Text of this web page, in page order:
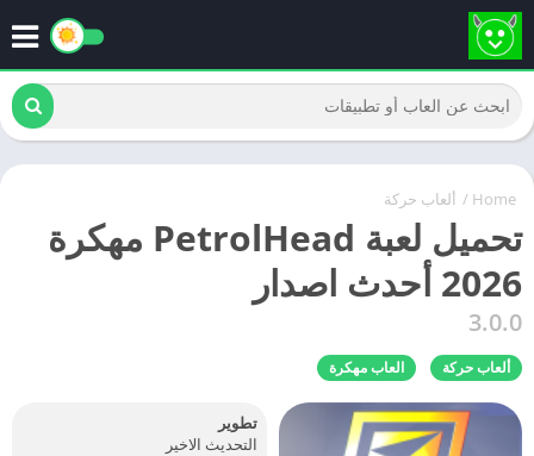
Home
/ ألعاب حركة
تحميل لعبة PetrolHead مهكرة
2026 أحدث اصدار
3.0.0
ألعاب حركة العاب مهكرة
تطوير
التحديث الاخير